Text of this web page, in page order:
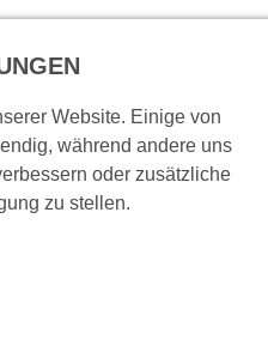
Website. Einige von
während andere uns
oder zusätzliche
zu stellen.